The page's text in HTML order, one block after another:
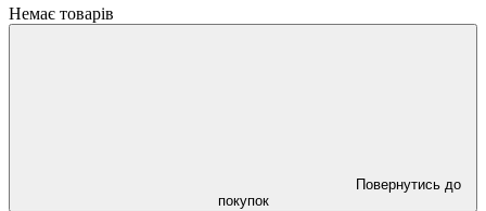
Немає товарів
Повернутись до
покупок